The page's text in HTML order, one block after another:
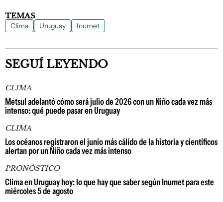
TEMAS
Clima Uruguay Inumet
SEGUÍ LEYENDO
CLIMA
Metsul adelantó cómo será julio de 2026 con un Niño cada vez más
intenso: qué puede pasar en Uruguay
CLIMA
Los océanos registraron el junio más cálido de la historia y científicos
alertan por un Niño cada vez más intenso
PRONÓSTICO
Clima en Uruguay hoy: lo que hay que saber según Inumet para este
miércoles 5 de agosto